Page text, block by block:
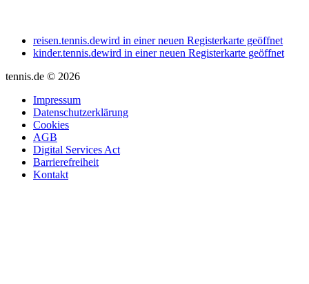
reisen.tennis.dewird in einer neuen Registerkarte geöffnet
kinder.tennis.dewird in einer neuen Registerkarte geöffnet
tennis.de © 2026
Impressum
Datenschutzerklärung
Cookies
AGB
Digital Services Act
Barrierefreiheit
Kontakt